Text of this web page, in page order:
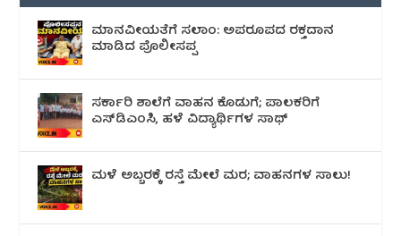
ಮಾನವೀಯತೆಗೆ ಸಲಾಂ: ಅಪರೂಪದ ರಕ್ತದಾನ
ಮಾಡಿದ ಪೊಲೀಸಪ್ಪ
ಸರ್ಕಾರಿ ಶಾಲೆಗೆ ವಾಹನ ಕೊಡುಗೆ; ಪಾಲಕರಿಗೆ
ಎಸ್‌ಡಿಎಂಸಿ, ಹಳೆ ವಿದ್ಯಾರ್ಥಿಗಳ ಸಾಥ್
ಮಳೆ ಅಬ್ಬರಕ್ಕೆ ರಸ್ತೆ ಮೇಲೆ ಮರ; ವಾಹನಗಳ ಸಾಲು!